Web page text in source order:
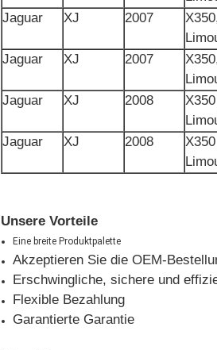
Jaguar
XJ 2007
Jaguar
XJ 2007
Jaguar
XJ 2008
Jaguar
XJ 2008
Unsere Vorteile
Eine breite Produktpalette
Akzeptieren Sie die OEM-
Erschwingliche, sichere und
Flexible Bezahlung
Garantierte Garantie